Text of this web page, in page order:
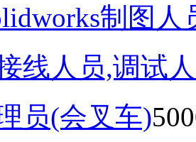
制图人
线人员,调试
员(会叉车)